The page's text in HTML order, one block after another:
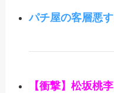
パチ屋の客層悪
【衝撃】松坂桃